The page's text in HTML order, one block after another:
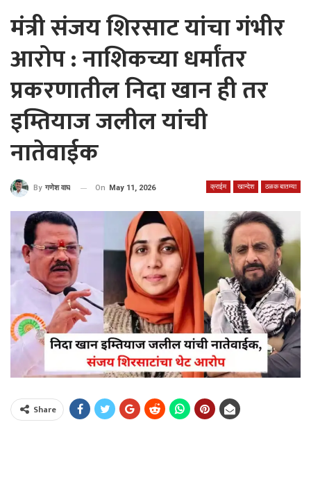
मंत्री संजय शिरसाट यांचा गंभीर
आरोप : नाशिकच्या धर्मांतर
प्रकरणातील निदा खान ही तर
इम्तियाज जलील यांची
नातेवाईक
क्राईम खान्देश ठळक बातम्या
By गणेश वाघ On May 11, 2026
Share